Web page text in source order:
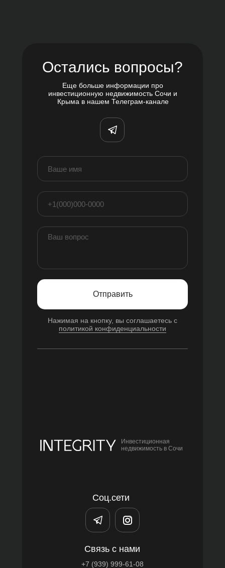
Еще больше информации про
инвестиционную недвижимость Сочи и
Крыма в нашем Телеграм-канале
Отправить
Нажимая на кнопку, вы соглашаетесь с
политикой конфиденциальности
Остались вопросы?
Инвестиционная
недвижимость в Сочи
Соц.сети
Связь с нами
+7 (939) 999-61-08